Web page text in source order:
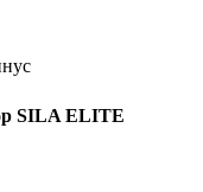
SILA ELITE